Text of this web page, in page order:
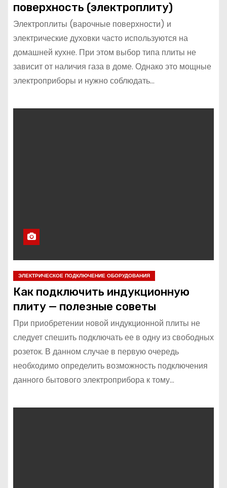
поверхность (электроплиту)
Электроплиты (варочные поверхности) и
электрические духовки часто используются на
домашней кухне. При этом выбор типа плиты не
зависит от наличия газа в доме. Однако это мощные
электроприборы и нужно соблюдать…
ЭЛЕКТРИЧЕСКОЕ ПОДКЛЮЧЕНИЕ ОБОРУДОВАНИЯ
Как подключить индукционную
плиту — полезные советы
При приобретении новой индукционной плиты не
следует спешить подключать ее в одну из свободных
розеток. В данном случае в первую очередь
необходимо определить возможность подключения
данного бытового электроприбора к тому…